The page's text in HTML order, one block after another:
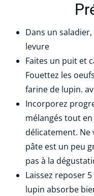
Dans un
levure
Faites un puit et
Fouettez les
farine de lupin.
Incorporez
mélangés tout
délicatement. Ne
pâte est un peu
pas à la
Laissez reposer
lupin absorbe